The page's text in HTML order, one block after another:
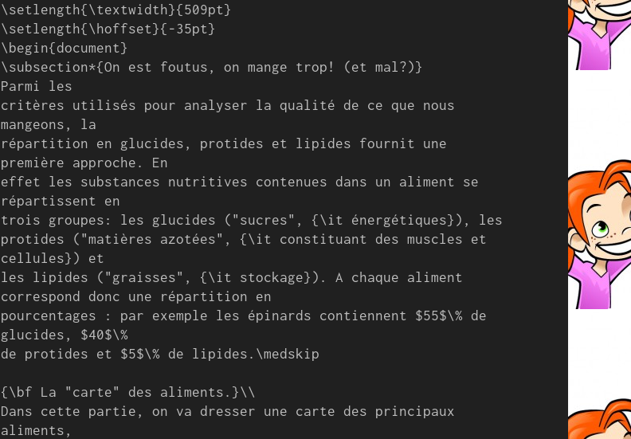
\setlength{\textwidth}{509pt}
\setlength{\hoffset}{-35pt}
\begin{document}
\subsection*{On est foutus, on mange trop! (et mal?)}
Parmi les
critères utilisés pour analyser la qualité de ce que nous
mangeons, la
répartition en glucides, protides et lipides fournit une
première approche. En
effet les substances nutritives contenues dans un aliment se
répartissent en
trois groupes: les glucides ("sucres", {\it énergétiques}), les
protides ("matières azotées", {\it constituant des muscles et
cellules}) et
les lipides ("graisses", {\it stockage}). A chaque aliment
correspond donc une répartition en
pourcentages : par exemple les épinards contiennent $55$\% de
glucides, $40$\%
de protides et $5$\% de lipides.\medskip
{\bf La "carte" des aliments.}\\
Dans cette partie, on va dresser une carte des principaux
aliments,